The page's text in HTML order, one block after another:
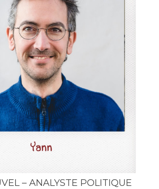
– ANALYSTE POLITIQUE